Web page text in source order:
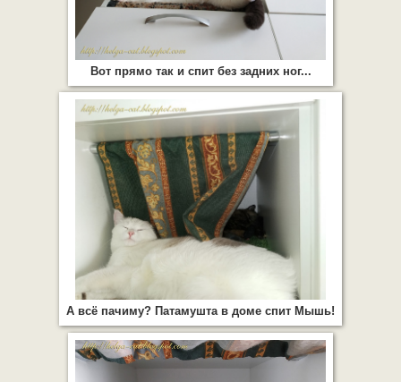
Вот прямо так и спит без задних ног...
А всё пачиму? Патамушта в доме спит Мышь!